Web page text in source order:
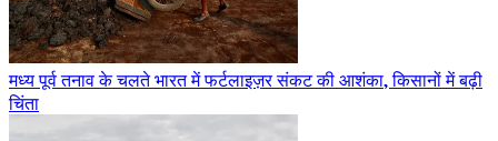
मध्य पूर्व तनाव के चलते भारत में फर्टलाइज़र संकट की आशंका, किसानों में बढ़ी
चिंता